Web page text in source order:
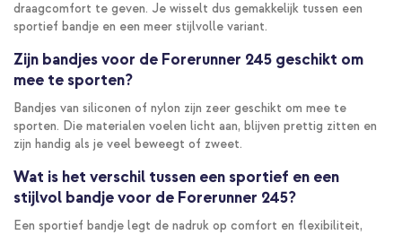
draagcomfort te geven. Je wisselt dus gemakkelijk tussen een
sportief bandje en een meer stijlvolle variant.
Zijn bandjes voor de Forerunner 245 geschikt om
mee te sporten?
Bandjes van siliconen of nylon zijn zeer geschikt om mee te
sporten. Die materialen voelen licht aan, blijven prettig zitten en
zijn handig als je veel beweegt of zweet.
Wat is het verschil tussen een sportief en een
stijlvol bandje voor de Forerunner 245?
Een sportief bandje legt de nadruk op comfort en flexibiliteit,